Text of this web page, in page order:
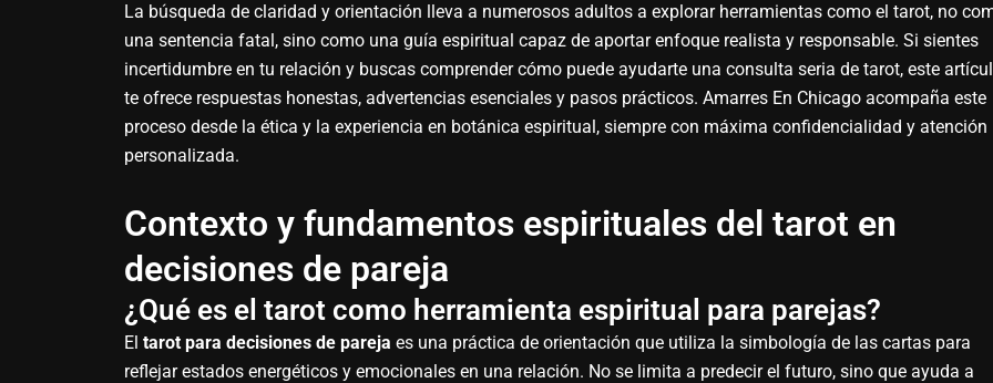
La búsqueda de claridad y orientación lleva a numerosos adultos a explorar herramientas como el tarot, no
una sentencia fatal, sino como una guía espiritual capaz de aportar enfoque realista y responsable. Si sientes
incertidumbre en tu relación y buscas comprender cómo puede ayudarte una consulta seria de tarot, este
te ofrece respuestas honestas, advertencias esenciales y pasos prácticos. Amarres En Chicago acompaña este
proceso desde la ética y la experiencia en botánica espiritual, siempre con máxima confidencialidad y atención
personalizada.
Contexto y fundamentos espirituales del tarot en
decisiones de pareja
¿Qué es el tarot como herramienta espiritual para parejas?
El tarot para decisiones de pareja es una práctica de orientación que utiliza la simbología de las cartas para
reflejar estados energéticos y emocionales en una relación. No se limita a predecir el futuro, sino que ayuda a